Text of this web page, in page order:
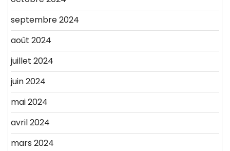
septembre 2024
août 2024
juillet 2024
juin 2024
mai 2024
avril 2024
mars 2024